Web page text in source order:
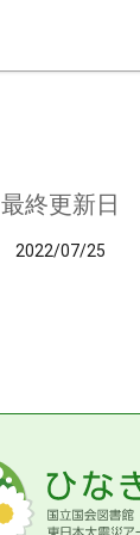
最終更新日
2022/07/25